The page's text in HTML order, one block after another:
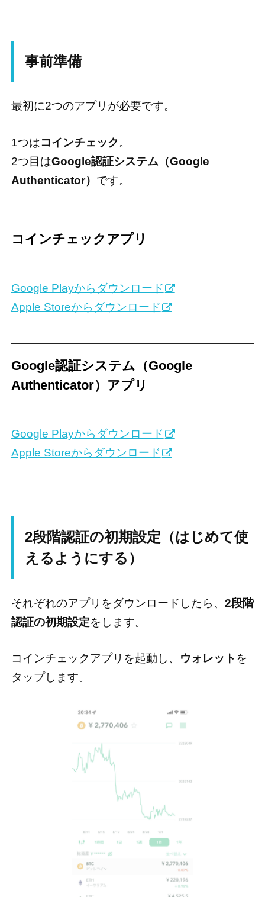
事前準備
最初に2つのアプリが必要です。
1つはコインチェック。
2つ目はGoogle認証システム（Google
Authenticator） です。
コインチェックアプリ
Google Playからダウンロード
Apple Storeからダウンロード
Google認証システム（Google
Authenticator）アプリ
Google Playからダウンロード
Apple Storeからダウンロード
2段階認証の初期設定（はじめて使
えるようにする）
それぞれのアプリをダウンロードしたら、 2段階
認証の初期設定をします。
コインチェックアプリを起動し、 ウォレット を
タップします。